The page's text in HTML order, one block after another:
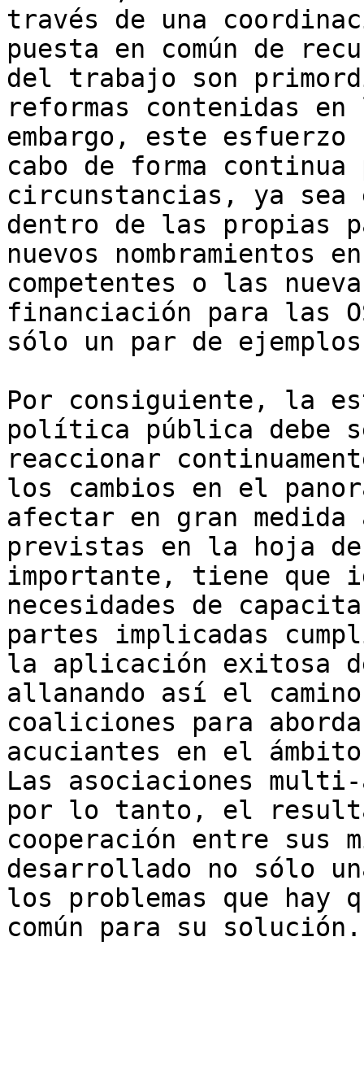
través de una
puesta en común de
del trabajo son
reformas contenidas
embargo, este
cabo de forma
circunstancias, ya
dentro de las propias
nuevos nombramientos
competentes o las
financiación para las
sólo un par de
Por consiguiente, la
política pública debe
reaccionar
los cambios en el
afectar en gran
previstas en la hoja
importante, tiene que
necesidades de
partes implicadas
la aplicación exitosa
allanando así el
coaliciones para
acuciantes en el
Las asociaciones
por lo tanto, el
cooperación entre sus
desarrollado no sólo
los problemas que hay